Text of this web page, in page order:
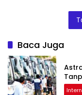
Baca Juga